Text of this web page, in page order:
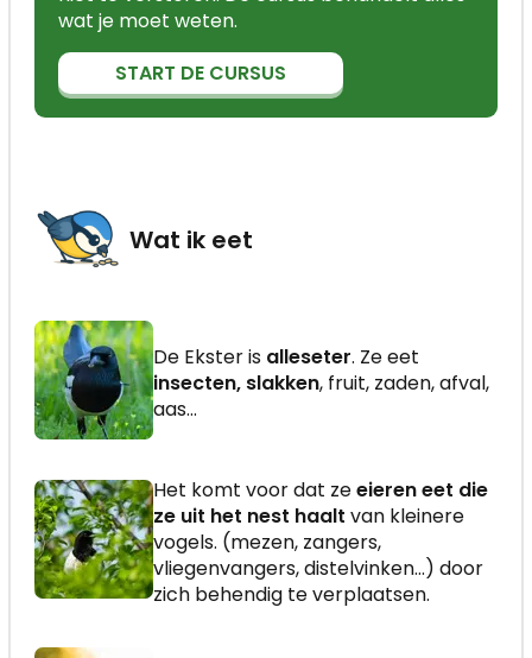
wat je moet weten.
START DE CURSUS
Wat ik eet
De Ekster is alleseter. Ze eet
insecten, slakken, fruit, zaden, afval,
aas...
Het komt voor dat zeeieren eet die
ze uit het nest haalt van kleinere
vogels. (mezen, zangers,
vliegenvangers, distelvinken...) door
zich behendig te verplaatsen.